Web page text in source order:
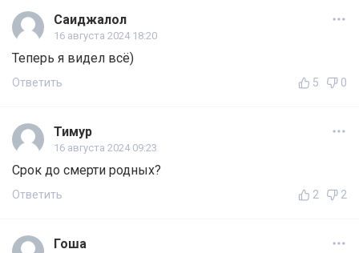
Саиджалол
16 августа 2024 18:20
Теперь я видел всё)
Ответить 5 0
Тимур
16 августа 2024 09:23
Срок до смерти родных?
Ответить 2 2
Гоша